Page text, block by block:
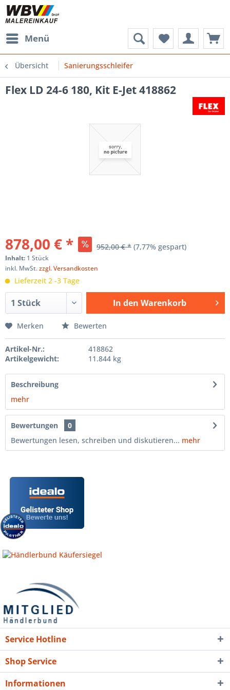
Menü
Übersicht Sanierungsschleifer
Flex LD 24-6 180, Kit E-Jet 418862
878,00 € * 952,00 € * (7,77% gespart)
Inhalt: 1 Stück
inkl. MwSt.zzgl. Versandkosten
Lieferzeit 2 -3 Tage
In den Warenkorb
Merken Bewerten
Artikel-Nr.:
418862
Artikelgewicht:
11.844 kg
Beschreibung
mehr
Bewertungen
0
Bewertungen lesen, schreiben und diskutieren... mehr
Service Hotline
Shop Service
Informationen